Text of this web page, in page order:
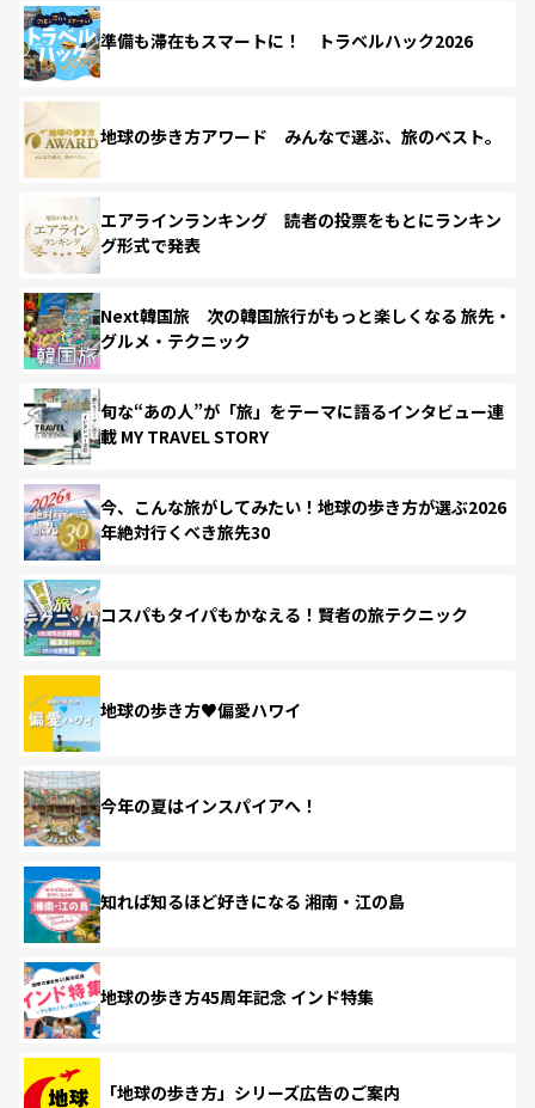
準備も滞在もスマートに！ トラベルハック2026
地球の歩き方アワード みんなで選ぶ、旅のベスト。
エアラインランキング 読者の投票をもとにランキン
グ形式で発表
Next韓国旅 次の韓国旅行がもっと楽しくなる 旅先・
グルメ・テクニック
旬な“あの人”が「旅」をテーマに語るインタビュー連
載 MY TRAVEL STORY
今、こんな旅がしてみたい！地球の歩き方が選ぶ2026
年絶対行くべき旅先30
コスパもタイパもかなえる！賢者の旅テクニック
地球の歩き方♥偏愛ハワイ
今年の夏はインスパイアへ！
知れば知るほど好きになる 湘南・江の島
地球の歩き方45周年記念 インド特集
「地球の歩き方」シリーズ広告のご案内